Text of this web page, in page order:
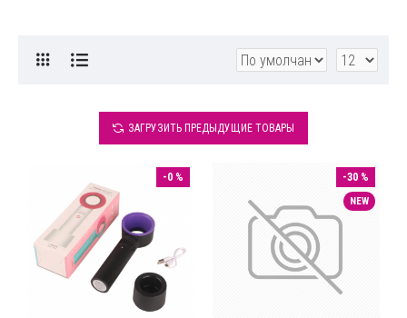
ЗАГРУЗИТЬ ПРЕДЫДУЩИЕ ТОВАРЫ
-0 %
NEW
-30 %